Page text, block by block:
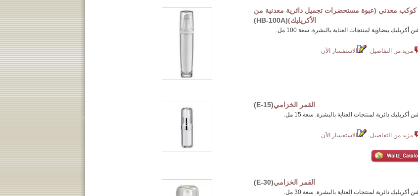
كوكب معدني (عبوة مستحضرات تجميل دائرية معدنية من
الأكريليك)(HB-100A)
أكريليك بيضاوية لمنتجات العناية بالبشرة. سعة 100 مل.
مزيد من التفاصيل الاستفسار الآن
القمر الخزامي(E-15)
أكريليك دائرية لمنتجات العناية بالبشرة. سعة 15 مل.
مزيد من التفاصيل الاستفسار الآن
القمر الخزامي(E-30)
أكريليك دائرية لمنتجات العناية بالبشرة. سعة 30 مل.